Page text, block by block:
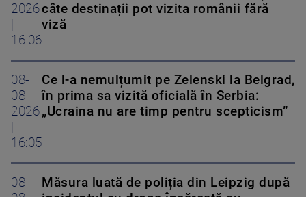
2026
16:06
câte destinații pot vizita românii fără
viză
08-
08-
2026
16:05
Ce l-a nemulțumit pe Zelenski la Belgrad,
în prima sa vizită oficială în Serbia:
„Ucraina nu are timp pentru scepticism”
08-
Măsura luată de poliția din Leipzig după